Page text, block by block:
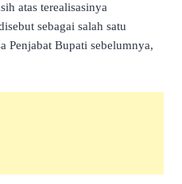
atas terealisasinya
sebagai salah satu
Penjabat Bupati sebelumnya,